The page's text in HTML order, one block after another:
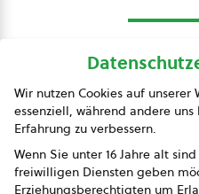
Wir nutzen Cookies auf
essenziell, während andere
Erfahrung zu verbessern.
Wenn Sie unter 16 Jahre alt
freiwilligen Diensten geben
Erziehungsberechtigten um